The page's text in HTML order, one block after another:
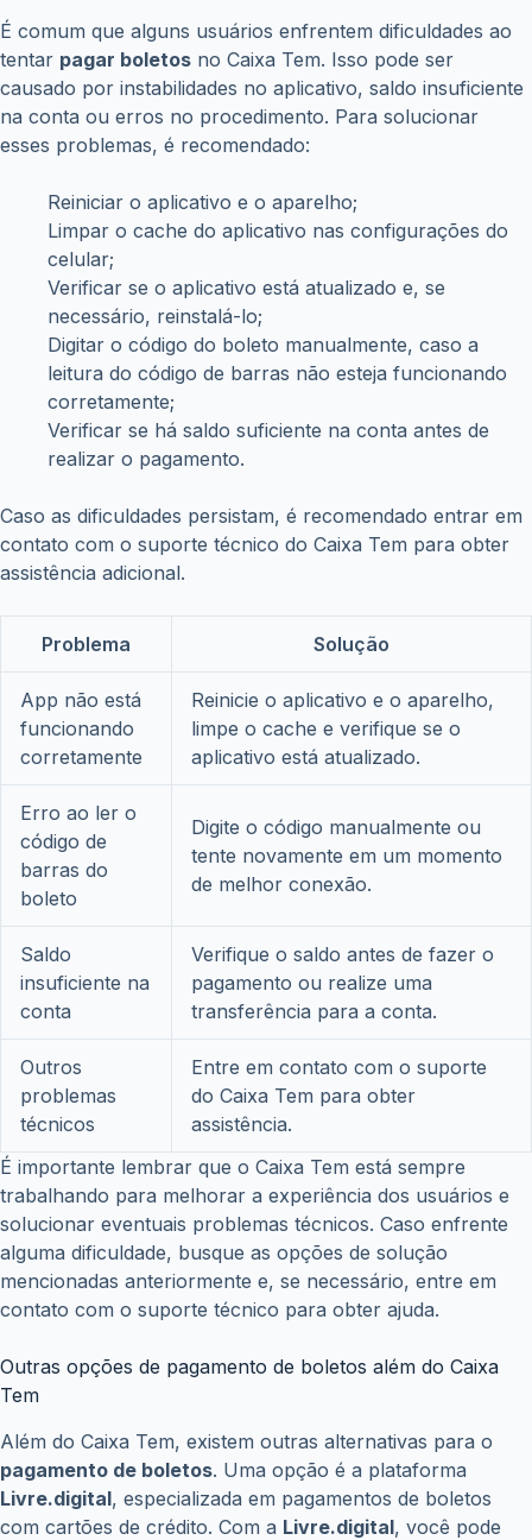
É comum que alguns usuários enfrentem dificuldades ao
tentar pagar boletos no Caixa Tem. Isso pode ser
causado por instabilidades no aplicativo, saldo insuficiente
na conta ou erros no procedimento. Para solucionar
esses problemas, é recomendado:
Reiniciar o aplicativo e o aparelho;
Limpar o cache do aplicativo nas configurações do
celular;
Verificar se o aplicativo está atualizado e, se
necessário, reinstalá-lo;
Digitar o código do boleto manualmente, caso a
leitura do código de barras não esteja funcionando
corretamente;
Verificar se há saldo suficiente na conta antes de
realizar o pagamento.
Caso as dificuldades persistam, é recomendado entrar em
contato com o suporte técnico do Caixa Tem para obter
assistência adicional.
Problema Solução
App não está
funcionando
corretamente
Reinicie o aplicativo e o aparelho,
limpe o cache e verifique se o
aplicativo está atualizado.
Erro ao ler o
código de
barras do
boleto
Digite o código manualmente ou
tente novamente em um momento
de melhor conexão.
Saldo
insuficiente na
conta
Verifique o saldo antes de fazer o
pagamento ou realize uma
transferência para a conta.
Outros
problemas
técnicos
Entre em contato com o suporte
do Caixa Tem para obter
assistência.
É importante lembrar que o Caixa Tem está sempre
trabalhando para melhorar a experiência dos usuários e
solucionar eventuais problemas técnicos. Caso enfrente
alguma dificuldade, busque as opções de solução
mencionadas anteriormente e, se necessário, entre em
contato com o suporte técnico para obter ajuda.
Outras opções de pagamento de boletos além do Caixa
Tem
Além do Caixa Tem, existem outras alternativas para o
pagamento de boletos. Uma opção é a plataforma
Livre.digital, especializada em pagamentos de boletos
com cartões de crédito. Com a Livre.digital, você pode